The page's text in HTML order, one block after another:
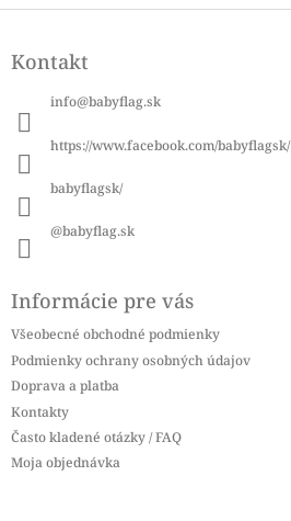
pKontakt
info@babyflag.sk
https://www.facebook.com/babyflagsk/
babyflagsk/
@babyflag.sk
Informácie pre vás
Všeobecné obchodné podmienky
Podmienky ochrany osobných údajov
Doprava a platba
Kontakty
Často kladené otázky / FAQ
Moja objednávka